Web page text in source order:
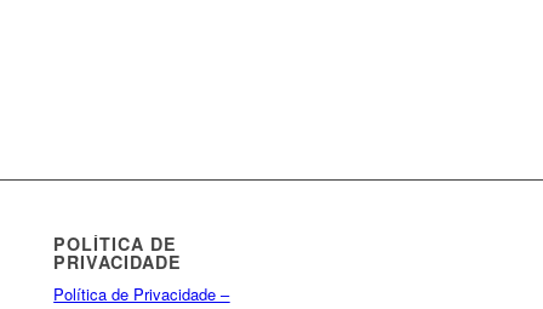
POLÍTICA DE
PRIVACIDADE
Política de Privacidade –